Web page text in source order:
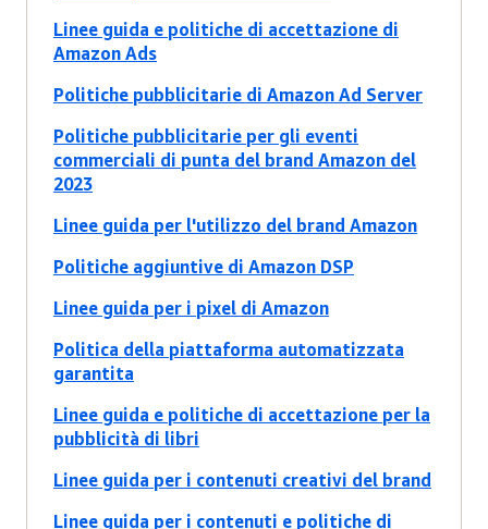
Linee guida e politiche di accettazione di
Amazon Ads
Politiche pubblicitarie di Amazon Ad Server
Politiche pubblicitarie per gli eventi
commerciali di punta del brand Amazon del
2023
Linee guida per l'utilizzo del brand Amazon
Politiche aggiuntive di Amazon DSP
Linee guida per i pixel di Amazon
Politica della piattaforma automatizzata
garantita
Linee guida e politiche di accettazione per la
pubblicità di libri
Linee guida per i contenuti creativi del brand
Linee guida per i contenuti e politiche di